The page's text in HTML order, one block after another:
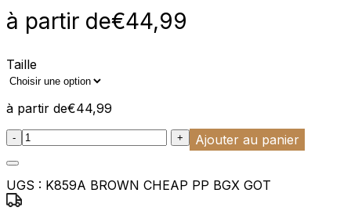
à partir de€44,99
Taille
à partir de€44,99
:product_name quantity
- + Ajouter au panier
UGS : K859A BROWN CHEAP PP BGX GOT